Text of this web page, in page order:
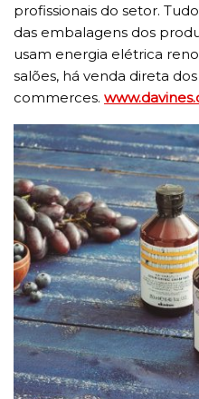
profissionais do setor.
das embalagens dos
usam energia elétrica
salões, há venda direta
commerces.